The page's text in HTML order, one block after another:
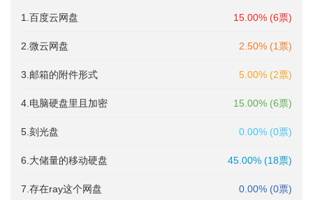
1.百度云网盘 15.00% (6票)
2.微云网盘 2.50% (1票)
3.邮箱的附件形式 5.00% (2票)
4.电脑硬盘里且加密 15.00% (6票)
5.刻光盘 0.00% (0票)
6.大储量的移动硬盘 45.00% (18票)
7.存在ray这个网盘 0.00% (0票)